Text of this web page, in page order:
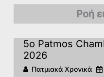
Ροή
5o Patmos
2026
Πατμιακά Χρονικά